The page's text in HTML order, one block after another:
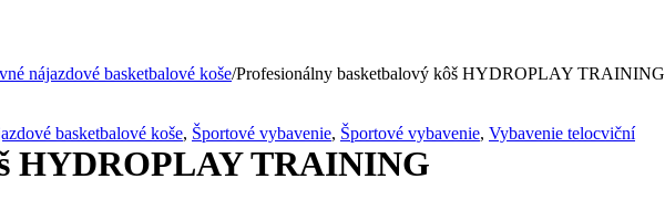
nájazdové basketbalové koše/Profesionálny basketbalový kôš HYDROPLAY TRAINING
basketbalové koše, Športové vybavenie, Športové vybavenie, Vybavenie telocviční
HYDROPLAY TRAINING